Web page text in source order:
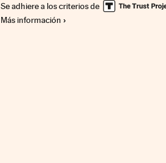
Se adhiere a los criterios de
Más información